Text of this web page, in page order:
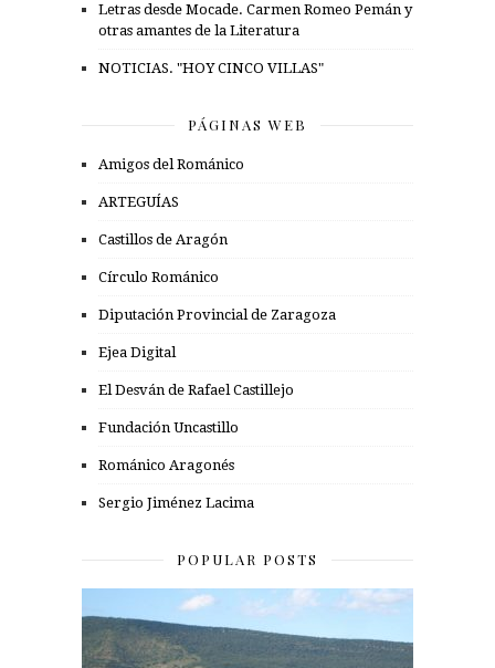
Letras desde Mocade. Carmen Romeo Pemán y
otras amantes de la Literatura
NOTICIAS. "HOY CINCO VILLAS"
PÁGINAS WEB
Amigos del Románico
ARTEGUÍAS
Castillos de Aragón
Círculo Románico
Diputación Provincial de Zaragoza
Ejea Digital
El Desván de Rafael Castillejo
Fundación Uncastillo
Románico Aragonés
Sergio Jiménez Lacima
POPULAR POSTS